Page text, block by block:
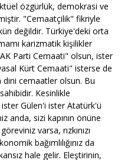
özgürlük, demokrasi ve
"Cemaatçilik" fikriyle
değildir. Türkiye'deki orta
karizmatik kişilikler
Parti Cemaati" olsun, ister
Kürt Cemaati" isterse de
cemaatler olsun. Bu
Kesinlikle
Gülen'i ister Atatürk'ü
anda, sizi kapının önüne
varsa, rızkınızı
bağımlılığınız da
hale gelir. Eleştirinin,